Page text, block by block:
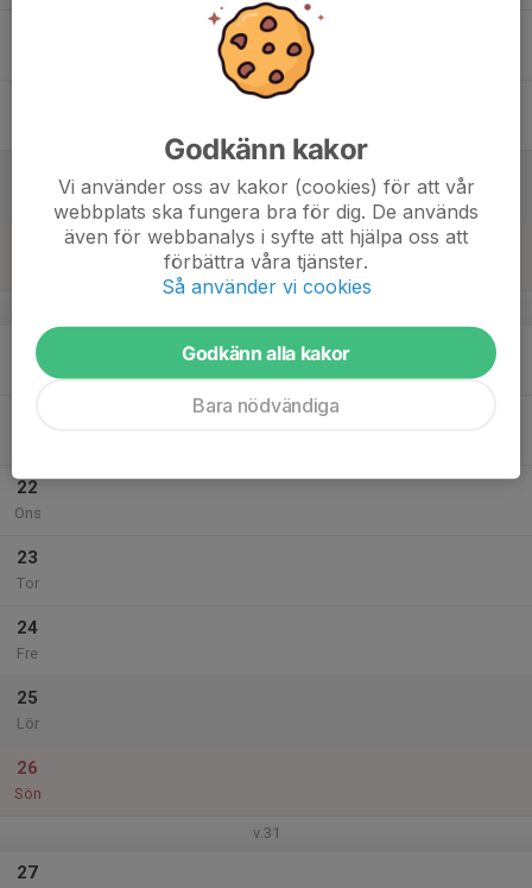
20
Mån
22
Ons
23
Tor
24
Fre
25
Lör
26
Sön
v.31
27
Godkänn kakor
Vi använder oss av kakor (cookies) för att vår
webbplats ska fungera bra för dig. De används
även för webbanalys i syfte att hjälpa oss att
förbättra våra tjänster.
Så använder vi cookies
Godkänn alla kakor
Bara nödvändiga